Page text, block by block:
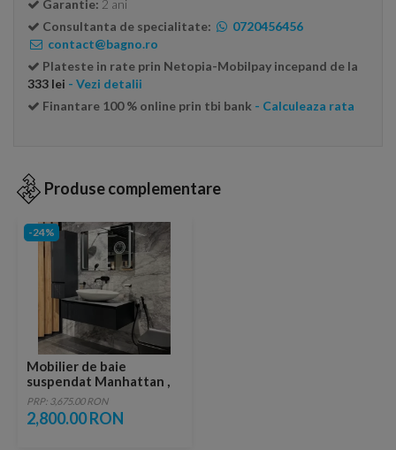
Garantie: 2 ani
Consultanta de specialitate:
0720456456
contact@bagno.ro
Plateste in rate prin Netopia-Mobilpay incepand de la
333 lei - Vezi detalii
Finantare 100 % online prin tbi bank - Calculeaza rata
Produse complementare
-24%
Mobilier de baie
suspendat Manhattan ,
Antracit
PRP: 3,675.00 RON
2,800.00 RON